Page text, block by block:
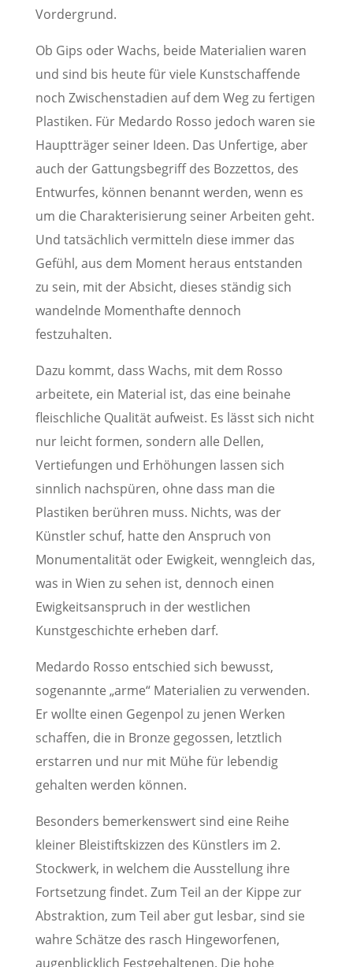
Vordergrund.
Ob Gips oder Wachs, beide Materialien waren
und sind bis heute für viele Kunstschaffende
noch Zwischenstadien auf dem Weg zu fertigen
Plastiken. Für Medardo Rosso jedoch waren sie
Hauptträger seiner Ideen. Das Unfertige, aber
auch der Gattungsbegriff des Bozzettos, des
Entwurfes, können benannt werden, wenn es
um die Charakterisierung seiner Arbeiten geht.
Und tatsächlich vermitteln diese immer das
Gefühl, aus dem Moment heraus entstanden
zu sein, mit der Absicht, dieses ständig sich
wandelnde Momenthafte dennoch
festzuhalten.
Dazu kommt, dass Wachs, mit dem Rosso
arbeitete, ein Material ist, das eine beinahe
fleischliche Qualität aufweist. Es lässt sich nicht
nur leicht formen, sondern alle Dellen,
Vertiefungen und Erhöhungen lassen sich
sinnlich nachspüren, ohne dass man die
Plastiken berühren muss. Nichts, was der
Künstler schuf, hatte den Anspruch von
Monumentalität oder Ewigkeit, wenngleich das,
was in Wien zu sehen ist, dennoch einen
Ewigkeitsanspruch in der westlichen
Kunstgeschichte erheben darf.
Medardo Rosso entschied sich bewusst,
sogenannte „arme“ Materialien zu verwenden.
Er wollte einen Gegenpol zu jenen Werken
schaffen, die in Bronze gegossen, letztlich
erstarren und nur mit Mühe für lebendig
gehalten werden können.
Besonders bemerkenswert sind eine Reihe
kleiner Bleistiftskizzen des Künstlers im 2.
Stockwerk, in welchem die Ausstellung ihre
Fortsetzung findet. Zum Teil an der Kippe zur
Abstraktion, zum Teil aber gut lesbar, sind sie
wahre Schätze des rasch Hingeworfenen,
augenblicklich Festgehaltenen. Die hohe